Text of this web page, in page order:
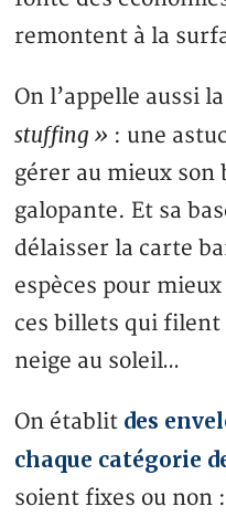
remontent à la
On l’appelle aussi
stuffing » : une
gérer au mieux son
galopante. Et sa
délaisser la carte
espèces pour
ces billets qui
neige au soleil…
On établit des
chaque catégorie
soient fixes ou non